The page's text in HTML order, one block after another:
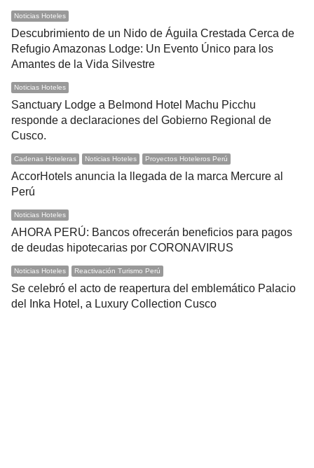
Noticias Hoteles
Descubrimiento de un Nido de Águila Crestada Cerca de
Refugio Amazonas Lodge: Un Evento Único para los
Amantes de la Vida Silvestre
Noticias Hoteles
Sanctuary Lodge a Belmond Hotel Machu Picchu
responde a declaraciones del Gobierno Regional de
Cusco.
Cadenas Hoteleras Noticias Hoteles Proyectos Hoteleros Perú
AccorHotels anuncia la llegada de la marca Mercure al
Perú
Noticias Hoteles
AHORA PERÚ: Bancos ofrecerán beneficios para pagos
de deudas hipotecarias por CORONAVIRUS
Noticias Hoteles Reactivación Turismo Perú
Se celebró el acto de reapertura del emblemático Palacio
del Inka Hotel, a Luxury Collection Cusco